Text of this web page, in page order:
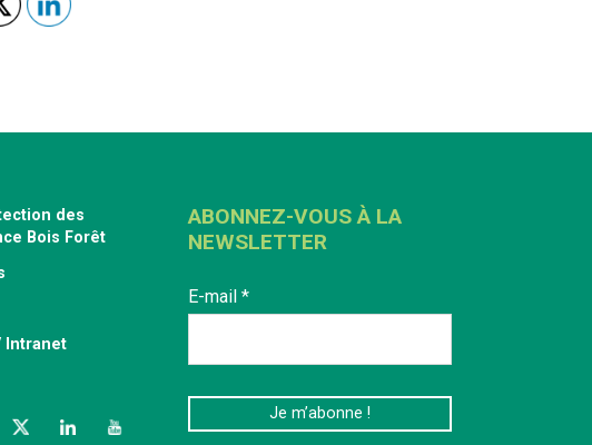
des
Bois Forêt
Intranet
TwitterLinkedInYouTube
ABONNEZ-VOUS À LA
NEWSLETTER
E-mail *